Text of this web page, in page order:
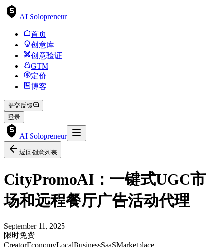
AI Solopreneur
首页
创意库
创意验证
GTM
定价
博客
提交反馈
登录
AI Solopreneur
返回创意列表
CityPromoAI：一键式UGC市
场和远程餐厅广告活动代理
September 11, 2025
限时免费
CreatorEconomyLocalBusinessSaaSMarketplace